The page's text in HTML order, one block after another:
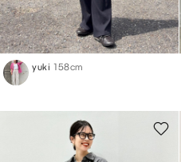
yuki 158cm